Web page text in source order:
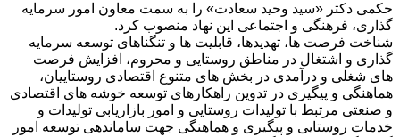
حکمی دکتر «سید وحید سعادت» را به سمت معاون امور سرمایه
گذاری، فرهنگی و اجتماعی این نهاد منصوب کرد.
شناخت فرصت ها، تهدیدها، قابلیت ها و تنگناهای توسعه سرمایه
گذاری و اشتغال در مناطق روستایی و محروم، افزایش فرصت
های شغلی و درآمدی در بخش های متنوع اقتصادی روستاییان،
هماهنگی و پیگیری در تدوین راهکارهای توسعه خوشه های اقتصادی
و صنعتی مرتبط با تولیدات روستایی و امور بازاریابی تولیدات و
خدمات روستایی و پیگیری و هماهنگی جهت ساماندهی توسعه امور